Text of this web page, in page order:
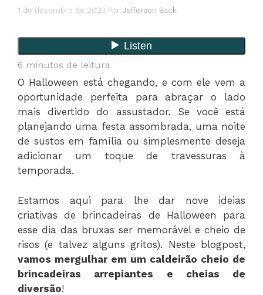
1 de dezembro de 2023 Por Jefferson Back
6 minutos de leitura
O Halloween está chegando, e com ele vem a
oportunidade perfeita para abraçar o lado
mais divertido do assustador. Se você está
planejando uma festa assombrada, uma noite
de sustos em família ou simplesmente deseja
adicionar um toque de travessuras à
temporada.
Estamos aqui para lhe dar nove ideias
criativas de brincadeiras de Halloween para
esse dia das bruxas ser memorável e cheio de
risos (e talvez alguns gritos). Neste blogpost,
vamos mergulhar em um caldeirão cheio de
brincadeiras arrepiantes e cheias de
diversão!